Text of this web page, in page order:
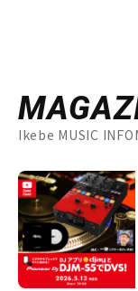
Ikebe MUSIC